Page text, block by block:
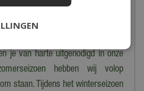
direct te kriebelen!
comfort ervaren van onze
je van harte uitgenodigd in onze
hebben wij volop
staan. Tijdens het winterseizoen